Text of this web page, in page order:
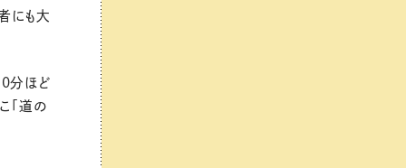
にも大
分ほど
「道の